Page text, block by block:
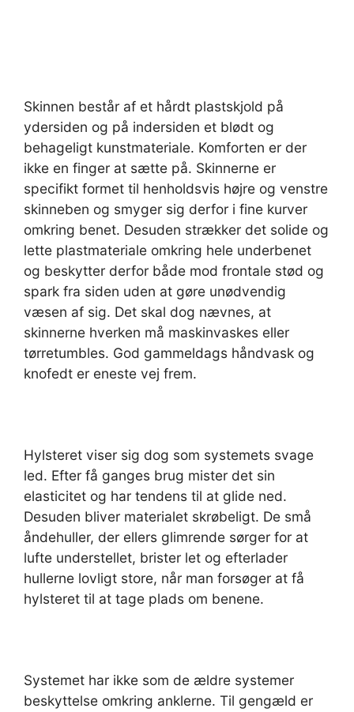
Skinnen består af et hårdt plastskjold på
ydersiden og på indersiden et blødt og
behageligt kunstmateriale. Komforten er der
ikke en finger at sætte på. Skinnerne er
specifikt formet til henholdsvis højre og venstre
skinneben og smyger sig derfor i fine kurver
omkring benet. Desuden strækker det solide og
lette plastmateriale omkring hele underbenet
og beskytter derfor både mod frontale stød og
spark fra siden uden at gøre unødvendig
væsen af sig. Det skal dog nævnes, at
skinnerne hverken må maskinvaskes eller
tørretumbles. God gammeldags håndvask og
knofedt er eneste vej frem.
Hylsteret viser sig dog som systemets svage
led. Efter få ganges brug mister det sin
elasticitet og har tendens til at glide ned.
Desuden bliver materialet skrøbeligt. De små
åndehuller, der ellers glimrende sørger for at
lufte understellet, brister let og efterlader
hullerne lovligt store, når man forsøger at få
hylsteret til at tage plads om benene.
Systemet har ikke som de ældre systemer
beskyttelse omkring anklerne. Til gengæld er